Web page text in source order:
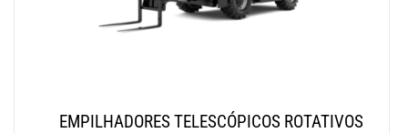
EMPILHADORES TELESCÓPICOS ROTATIVOS